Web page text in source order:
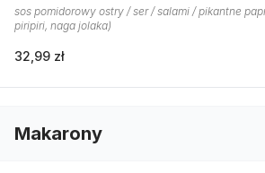
sos pomidorowy ostry / ser / salami / pikantne
piripiri, naga jolaka)
32,99 zł
Makarony